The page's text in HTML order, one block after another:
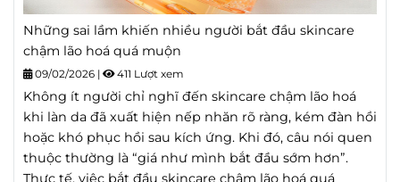
Những sai lầm khiến nhiều người bắt đầu skincare
chậm lão hoá quá muộn
09/02/2026 | 411 Lượt xem
Không ít người chỉ nghĩ đến skincare chậm lão hoá
khi làn da đã xuất hiện nếp nhăn rõ ràng, kém đàn hồi
hoặc khó phục hồi sau kích ứng. Khi đó, câu nói quen
thuộc thường là “giá như mình bắt đầu sớm hơn”.
Thực tế, việc bắt đầu skincare chậm lão hoá quá